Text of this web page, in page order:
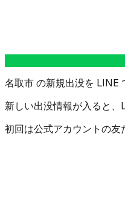
名取市 の新規出没を LINE
新しい出没情報が入ると
初回は公式アカウントの友